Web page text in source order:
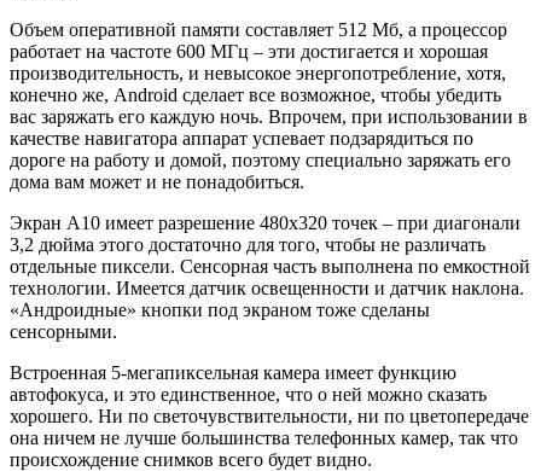
Объем оперативной памяти составляет 512 Мб, а процессор
работает на частоте 600 МГц – эти достигается и хорошая
производительность, и невысокое энергопотребление, хотя,
конечно же, Android сделает все возможное, чтобы убедить
вас заряжать его каждую ночь. Впрочем, при использовании в
качестве навигатора аппарат успевает подзарядиться по
дороге на работу и домой, поэтому специально заряжать его
дома вам может и не понадобиться.
Экран А10 имеет разрешение 480х320 точек – при диагонали
3,2 дюйма этого достаточно для того, чтобы не различать
отдельные пиксели. Сенсорная часть выполнена по емкостной
технологии. Имеется датчик освещенности и датчик наклона.
«Андроидные» кнопки под экраном тоже сделаны
сенсорными.
Встроенная 5-мегапиксельная камера имеет функцию
автофокуса, и это единственное, что о ней можно сказать
хорошего. Ни по светочувствительности, ни по цветопередаче
она ничем не лучше большинства телефонных камер, так что
происхождение снимков всего будет видно.